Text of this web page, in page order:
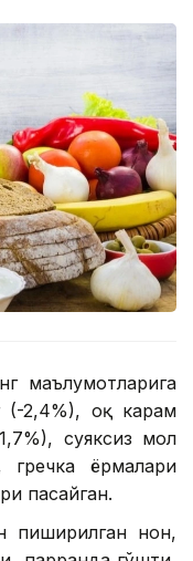
маълумотларига
(-2,4%), оқ карам
суяксиз мол
ёрмалари
пасайган.
пиширилган нон,